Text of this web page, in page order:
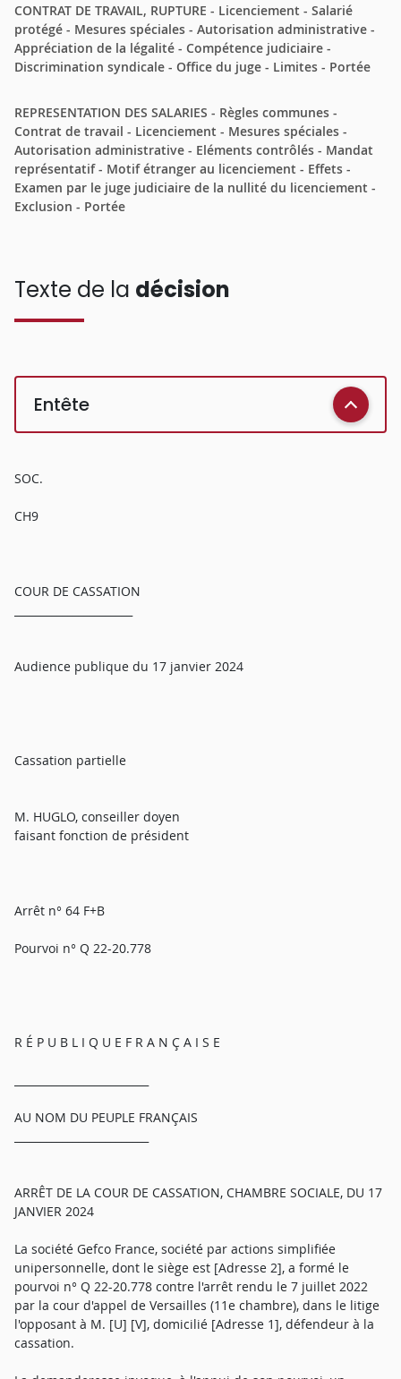
CONTRAT DE TRAVAIL, RUPTURE - Licenciement - Salarié
protégé - Mesures spéciales - Autorisation administrative -
Appréciation de la légalité - Compétence judiciaire -
Discrimination syndicale - Office du juge - Limites - Portée
REPRESENTATION DES SALARIES - Règles communes -
Contrat de travail - Licenciement - Mesures spéciales -
Autorisation administrative - Eléments contrôlés - Mandat
représentatif - Motif étranger au licenciement - Effets -
Examen par le juge judiciaire de la nullité du licenciement -
Exclusion - Portée
Texte de la décision
Entête
SOC.
CH9
COUR DE CASSATION
Audience publique du 17 janvier 2024
Cassation partielle
M. HUGLO, conseiller doyen
faisant fonction de président
Arrêt n° 64 F+B
Pourvoi n° Q 22-20.778
R É P U B L I Q U E F R A N Ç A I S E
AU NOM DU PEUPLE FRANÇAIS
ARRÊT DE LA COUR DE CASSATION, CHAMBRE SOCIALE, DU 17
JANVIER 2024
La société Gefco France, société par actions simplifiée
unipersonnelle, dont le siège est [Adresse 2], a formé le
pourvoi n° Q 22-20.778 contre l'arrêt rendu le 7 juillet 2022
par la cour d'appel de Versailles (11e chambre), dans le litige
l'opposant à M. [U] [V], domicilié [Adresse 1], défendeur à la
cassation.